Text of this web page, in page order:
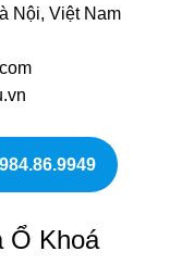
Nội, Việt Nam
Ổ Khoá